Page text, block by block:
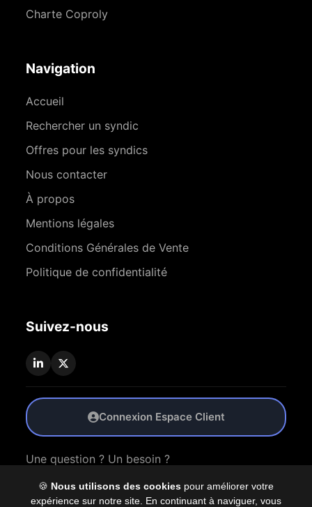
🍪 Nous utilisons des cookies pour améliorer votre
expérience sur notre site. En continuant à naviguer, vous
Charte Coproly
Navigation
Accueil
Rechercher un syndic
Offres pour les syndics
Nous contacter
À propos
Mentions légales
Conditions Générales de Vente
Politique de confidentialité
Suivez-nous
Connexion Espace Client
Une question ? Un besoin ?
Nous Contacter